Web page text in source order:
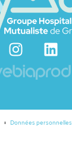
Données personnelles